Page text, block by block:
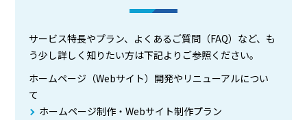
サービス特長やプラン、よくあるご質問（FAQ）など、も
う少し詳しく知りたい方は下記よりご参照ください。
ホームページ（Webサイト）開発やリニューアルについ
て
ホームページ制作・Webサイト制作プラン